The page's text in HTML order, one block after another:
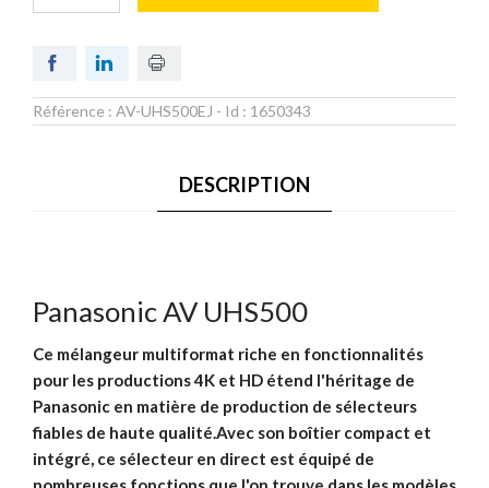
Référence : AV-UHS500EJ - Id : 1650343
DESCRIPTION
Panasonic AV UHS500
Ce mélangeur multiformat riche en fonctionnalités
pour les productions 4K et HD étend l'héritage de
Panasonic en matière de production de sélecteurs
fiables de haute qualité.Avec son boîtier compact et
intégré, ce sélecteur en direct est équipé de